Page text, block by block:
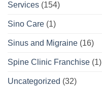
Services (154)
Sino Care (1)
Sinus and Migraine (16)
Spine Clinic Franchise (1)
Uncategorized (32)